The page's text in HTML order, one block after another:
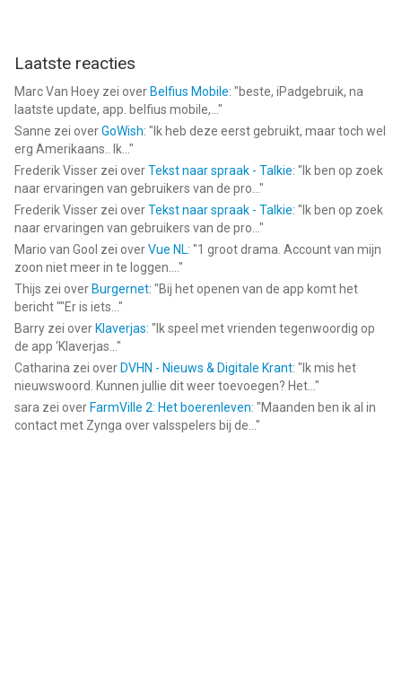
Laatste reacties
Marc Van Hoey zei over Belfius Mobile: "beste, iPadgebruik, na
laatste update, app. belfius mobile,... "
Sanne zei overGoWish: " Ik heb deze eerst gebruikt, maar toch wel
erg Amerikaans.. Ik... "
Frederik Visser zei overTekst naar spraak - Talkie: " Ik ben op zoek
naar ervaringen van gebruikers van de pro... "
Frederik Visser zei overTekst naar spraak - Talkie: " Ik ben op zoek
naar ervaringen van gebruikers van de pro... "
Mario van Gool zei overVue NL: "1 groot drama. Account van mijn
zoon niet meer in te loggen.... "
Thijs zei over Burgernet: "Bij het openen van de app komt het
bericht ""Er is iets... "
Barry zei over Klaverjas: " Ik speel met vrienden tegenwoordig op
de app ‘Klaverjas... "
Catharina zei over DVHN - Nieuws & Digitale Krant: " Ik mis het
nieuwswoord. Kunnen jullie dit weer toevoegen? Het... "
sara zei over FarmVille 2: Het boerenleven: "Maanden ben ik al in
contact met Zynga over valsspelers bij de... "